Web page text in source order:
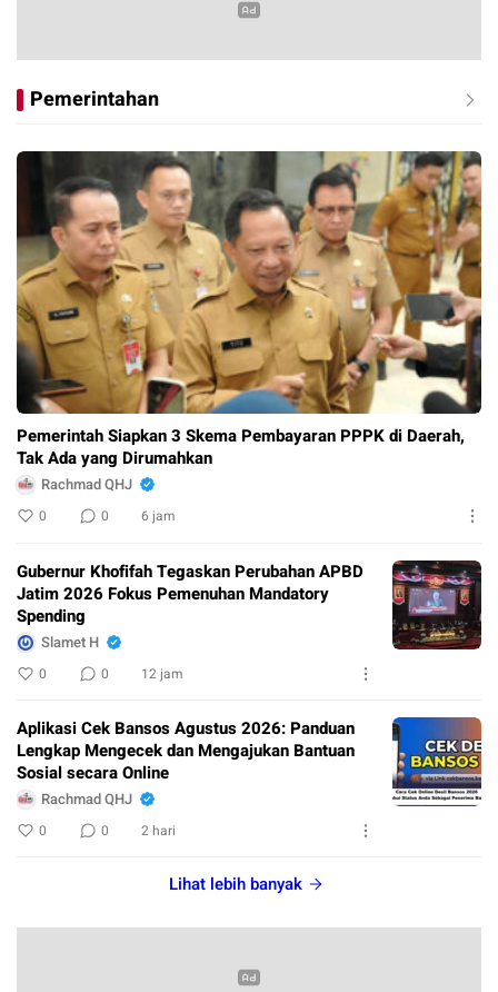
Pemerintahan
Pemerintah Siapkan 3 Skema Pembayaran PPPK di Daerah,
Tak Ada yang Dirumahkan
Rachmad QHJ
0 0 6 jam
Gubernur Khofifah Tegaskan Perubahan APBD
Jatim 2026 Fokus Pemenuhan Mandatory
Spending
Slamet H
0 0 12 jam
Aplikasi Cek Bansos Agustus 2026: Panduan
Lengkap Mengecek dan Mengajukan Bantuan
Sosial secara Online
Rachmad QHJ
0 0 2 hari
Lihat lebih banyak